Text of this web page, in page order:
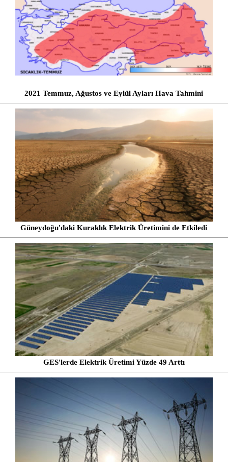
2021 Temmuz, Ağustos ve Eylül Ayları Hava Tahmini
Güneydoğu'daki Kuraklık Elektrik Üretimini de Etkiledi
GES'lerde Elektrik Üretimi Yüzde 49 Arttı